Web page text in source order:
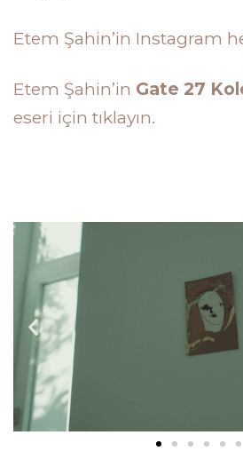
Etem Şahin’in Instagram
Etem Şahin’in Gate 27
eseri için tıklayın.